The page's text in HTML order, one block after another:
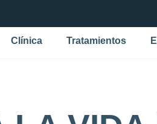
Clínica Tratamientos